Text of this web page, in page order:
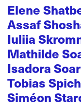
Elene
Assaf
Iuliia
Mathilde
Isadora
Tobias
Siméon